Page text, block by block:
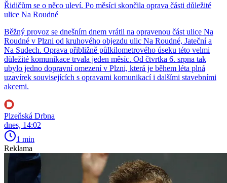
Řidičům se o něco uleví. Po měsíci skončila oprava části důležité
ulice Na Roudné
Běžný provoz se dnešním dnem vrátil na opravenou část ulice Na
Roudné v Plzni od kruhového objezdu ulic Na Roudné, Jateční a
Na Sudech. Oprava přibližně půlkilometrového úseku této velmi
důležité komunikace trvala jeden měsíc. Od čtvrtka 6. srpna tak
ubylo jedno dopravní omezení v Plzni, která je během léta plná
uzavírek souvisejících s opravami komunikací i dalšími stavebními
akcemi.
Plzeňská Drbna
dnes, 14:02
1 min
Reklama